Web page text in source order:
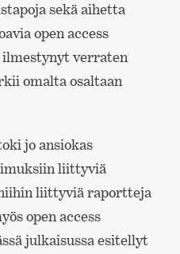
sekä aihetta
open access
verraten
omalta osaltaan
jo ansiokas
liittyviä
liittyviä raportteja
open access
julkaisussa esitellyt